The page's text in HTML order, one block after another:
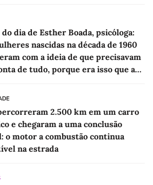
do dia de Esther Boada, psicóloga:
nascidas na década de 1960
com a ideia de que precisavam
de tudo, porque era isso que a
2.500 km em um carro
e chegaram a uma conclusão
o motor a combustão continua
na estrada